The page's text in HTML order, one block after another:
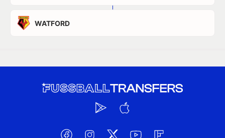
WATFORD